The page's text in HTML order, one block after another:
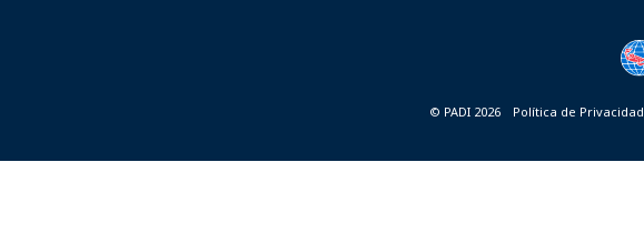
© PADI 2026 Política de Privacidad